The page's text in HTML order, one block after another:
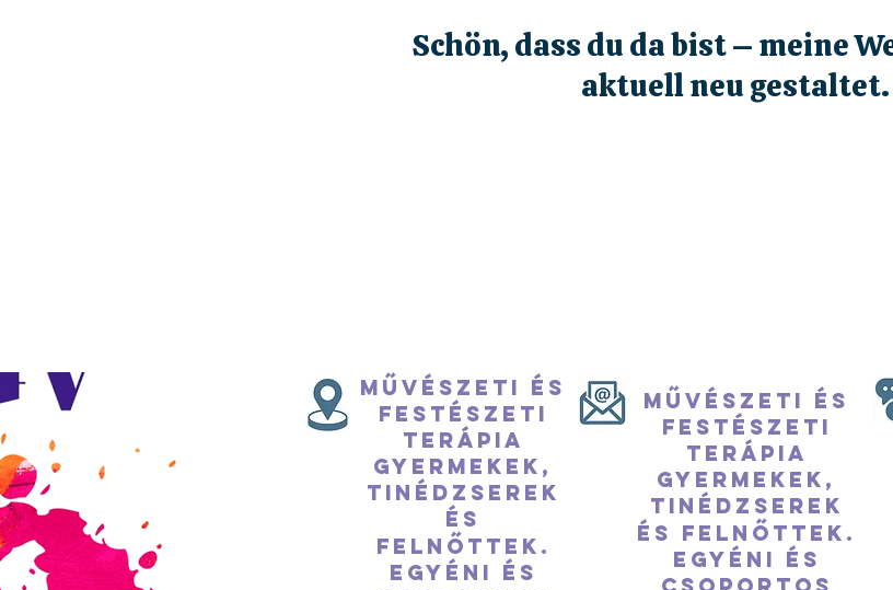
Schön, dass du da bist – meine
aktuell neu gestaltet.
Művészeti és
festészeti
terápia
Gyermekek,
tinédzserek
és
felnőttek.
Egyéni és
Művészeti és
festészeti
terápia
Gyermekek,
tinédzserek
és felnőttek.
Egyéni és